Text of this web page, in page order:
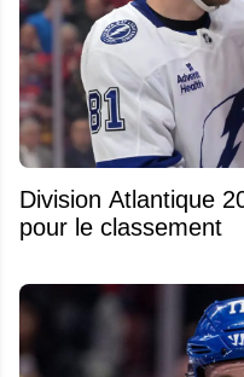
Division Atlantique
pour le classement